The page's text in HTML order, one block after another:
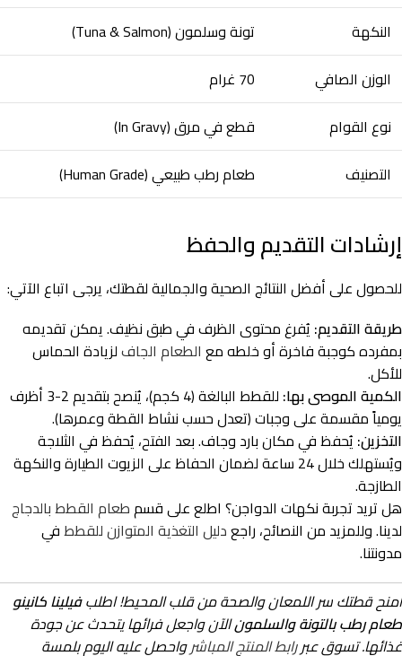
النكهة
تونة وسلمون (Tuna & Salmon)
الوزن الصافي
70 غرام
نوع القوام
قطع في مرق (In Gravy)
التصنيف
طعام رطب طبيعي (Human Grade)
إرشادات التقديم والحفظ
للحصول على أفضل النتائج الصحية والجمالية لقطتك، يرجى اتباع الآتي:
طريقة التقديم: يُفرغ محتوى الظرف في طبق نظيف. يمكن تقديمه
بمفرده كوجبة فاخرة أو خلطه مع الطعام الجافلزيادة الحماس
للأكل.
الكمية الموصى بها:
للقطط البالغة (4 كجم)، يُنصح بتقديم 2-3 أظرف
يومياً مقسمة على وجبات (تعدل حسب نشاط القطة وعمرها).
التخزين: يُحفظ في مكان بارد وجاف. بعد الفتح، يُحفظ في الثلاجة
ويُستهلك خلال 24 ساعة لضمان الحفاظ على الزيوت الطيارة والنكهة
الطازجة.
هل تريد تجربة نكهات الدواجن؟ اطلع على قسمطعام القطط بالدجاج
لدينا. وللمزيد من النصائح، راجعدليل التغذية المتوازن للقططفي
مدونتنا.
امنح قطتك سر اللمعان والصحة من قلب المحيط! اطلبفيلينا كانينو
طعام رطب بالتونة والسلمونالآن واجعل فرائها يتحدث عن جودة
غذائها. تسوق عبررابط المنتج المباشرواحصل عليه اليوم بلمسة